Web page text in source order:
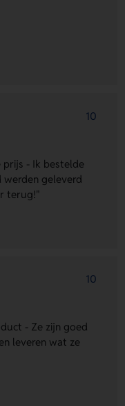
10
- Ik bestelde
werden geleverd
terug!"
10
- Ze zijn goed
leveren wat ze